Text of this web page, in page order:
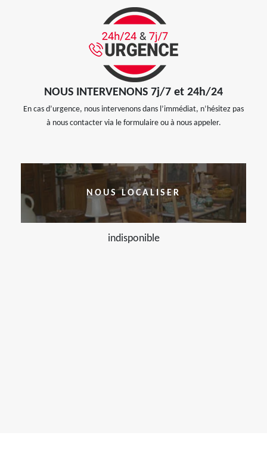
NOUS INTERVENONS 7j/7 et 24h/24
En cas d’urgence, nous intervenons dans l’immédiat, n’hésitez pas
à nous contacter via le formulaire ou à nous appeler.
NOUS LOCALISER
indisponible